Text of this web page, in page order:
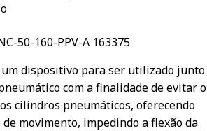
50-160-PPV-A 163375
dispositivo para ser utilizado junto
com a finalidade de evitar o
cilindros pneumáticos, oferecendo
movimento, impedindo a flexão da